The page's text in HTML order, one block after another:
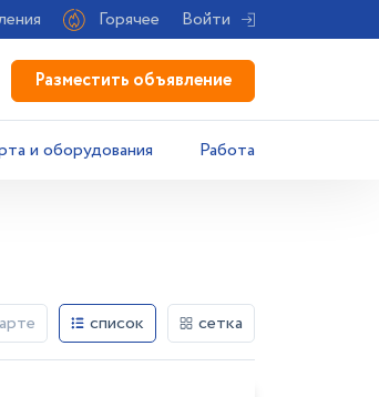
Горячее Войти
Разместить объявление
и оборудования Работа
список сетка